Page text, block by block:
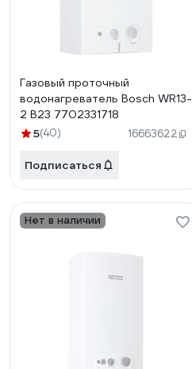
Газовый проточный
водонагреватель Bosch WR13-
2 B23 7702331718
5(40) 16663622
Подписаться
Нет в наличии